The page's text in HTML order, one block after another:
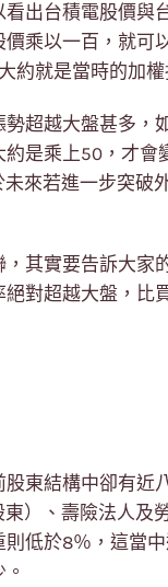
出台積電股價與
乘以一百，就可
約就是當時的加權
超越大盤甚多，
是乘上50，才
來若進一步突破
其實要告訴大家
對超越大盤，比
東結構中卻有近
）、壽險法人及
低於8％，這當